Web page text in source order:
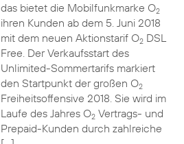
das bietet die Mobilfunkmarke O2
ihren Kunden ab dem 5. Juni 2018
mit dem neuen Aktionstarif O2DSL
Free. Der Verkaufsstart des
Unlimited-Sommertarifs markiert
den Startpunkt der großen O2
Freiheitsoffensive 2018. Sie wird im
Laufe des Jahres O2Vertrags- und
Prepaid-Kunden durch zahlreiche